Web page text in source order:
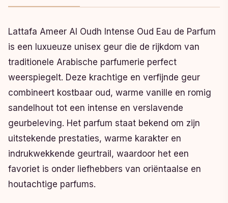
Lattafa Ameer Al Oudh Intense Oud Eau de Parfum
is een luxueuze unisex geur die de rijkdom van
traditionele Arabische parfumerie perfect
weerspiegelt. Deze krachtige en verfijnde geur
combineert kostbaar oud, warme vanille en romig
sandelhout tot een intense en verslavende
geurbeleving. Het parfum staat bekend om zijn
uitstekende prestaties, warme karakter en
indrukwekkende geurtrail, waardoor het een
favoriet is onder liefhebbers van oriëntaalse en
houtachtige parfums.